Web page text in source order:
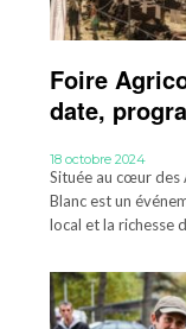
Foire
date,
18 octobre 2024
Située au cœur des
Blanc est un
local et la richesse